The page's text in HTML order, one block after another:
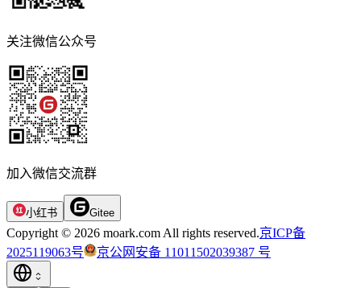
关注微信公众号
加入微信交流群
小红书 Gitee
Copyright © 2026 moark.com All rights reserved.京ICP备
2025119063号
京公网安备 11011502039387 号